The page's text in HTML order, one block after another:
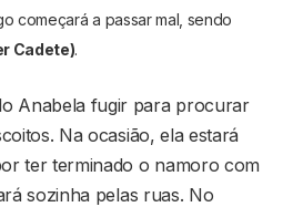
começará a passar mal, sendo
Cadete).
Anabela fugir para procurar
Na ocasião, ela estará
ter terminado o namoro com
sozinha pelas ruas. No